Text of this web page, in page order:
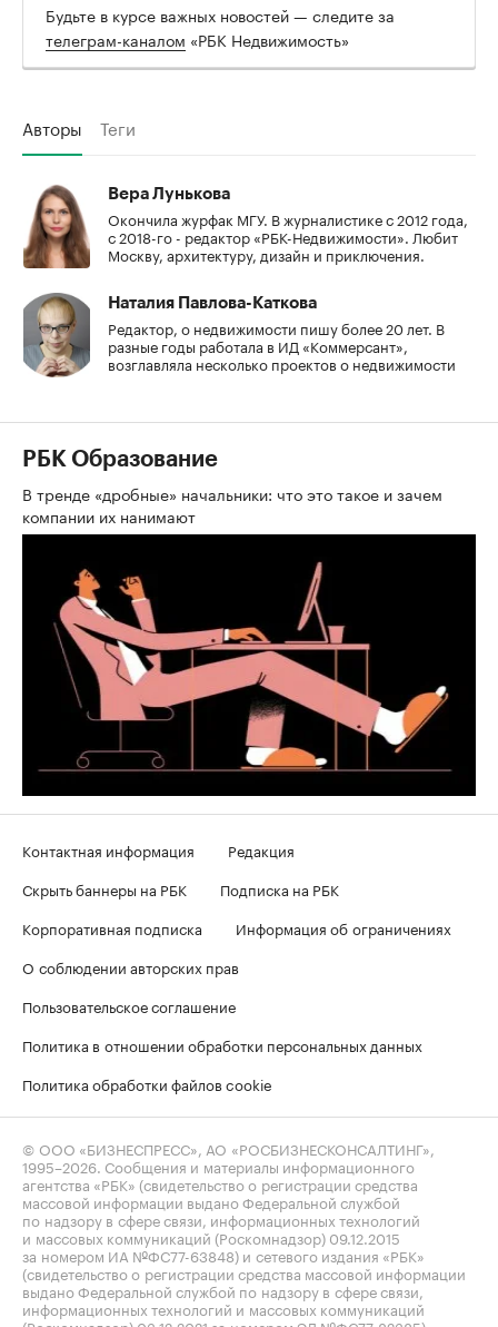
Будьте в курсе важных новостей — следите за
телеграм-каналом «РБК Недвижимость»
Авторы Теги
Вера Лунькова
Окончила журфак МГУ. В журналистике с 2012 года,
с 2018-го - редактор «РБК-Недвижимости». Любит
Москву, архитектуру, дизайн и приключения.
Наталия Павлова-Каткова
Редактор, о недвижимости пишу более 20 лет. В
разные годы работала в ИД «Коммерсант»,
возглавляла несколько проектов о недвижимости
РБК Образование
В тренде «дробные» начальники: что это такое и зачем
компании их нанимают
Контактная информация
Редакция
Скрыть баннеры на РБК
Подписка на РБК
Корпоративная подписка
Информация об ограничениях
О соблюдении авторских прав
Пользовательское соглашение
Политика в отношении обработки персональных данных
Политика обработки файлов cookie
© ООО «БИЗНЕСПРЕСС», АО «РОСБИЗНЕСКОНСАЛТИНГ»,
1995–2026 . Сообщения и материалы информационного
агентства «РБК» (свидетельство о регистрации средства
массовой информации выдано Федеральной службой
по надзору в сфере связи, информационных технологий
и массовых коммуникаций (Роскомнадзор) 09.12.2015
за номером ИА №ФС77-63848) и сетевого издания «РБК»
(свидетельство о регистрации средства массовой информации
выдано Федеральной службой по надзору в сфере связи,
информационных технологий и массовых коммуникаций